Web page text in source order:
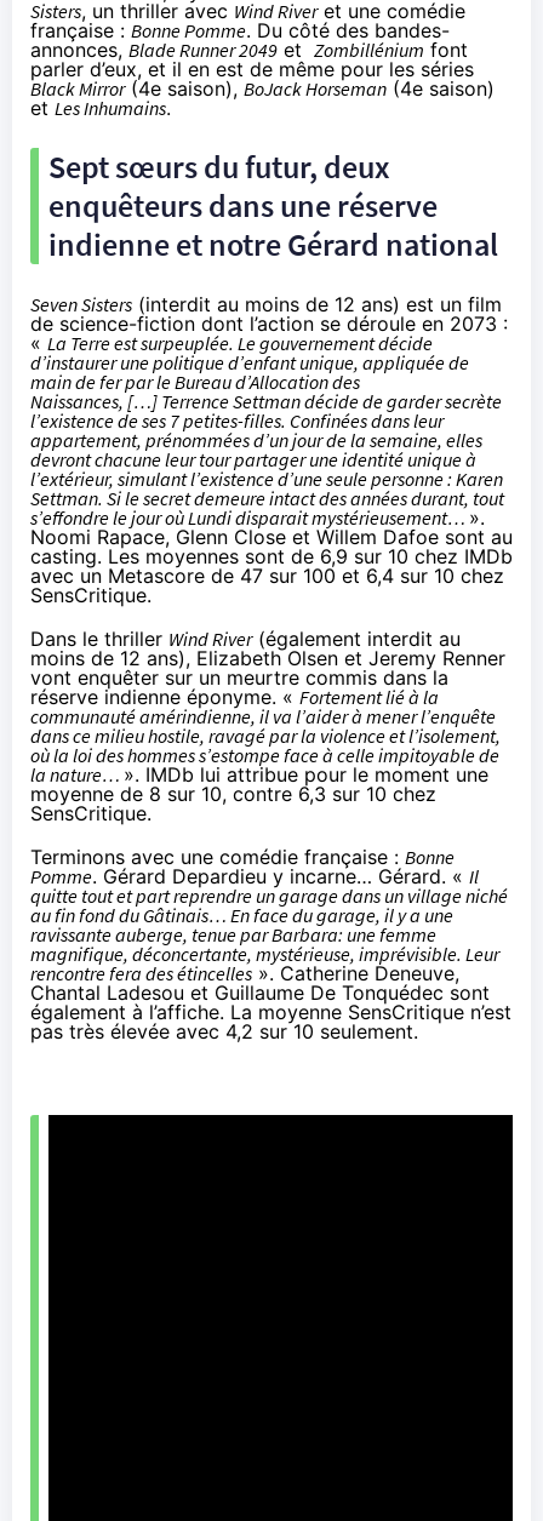
Sisters, un thriller avec Wind Riveret une comédie
française : Bonne Pomme. Du côté des bandes-
annonces, Blade Runner 2049 et Zombillénium font
parler d’eux, et il en est de même pour les séries
Black Mirror(4e saison), BoJack Horseman (4e saison)
et Les Inhumains.
Sept sœurs du futur, deux
enquêteurs dans une réserve
indienne et notre Gérard national
Seven Sisters (interdit au moins de 12 ans) est un film
de science-fiction dont l’action se déroule en 2073 :
« La Terre est surpeuplée. Le gouvernement décide
d’instaurer une politique d’enfant unique, appliquée de
main de fer par le Bureau d’Allocation des
Naissances, […] Terrence Settman décide de garder secrète
l’existence de ses 7 petites-filles. Confinées dans leur
appartement, prénommées d’un jour de la semaine, elles
devront chacune leur tour partager une identité unique à
l’extérieur, simulant l’existence d’une seule personne : Karen
Settman. Si le secret demeure intact des années durant, tout
s’effondre le jour où Lundi disparait mystérieusement… ».
Noomi Rapace, Glenn Close et Willem Dafoe sont au
casting. Les moyennes sont de 6,9 sur 10 chez IMDb
avec un Metascore de 47 sur 100 et 6,4 sur 10 chez
SensCritique.
Dans le thriller Wind River(également interdit au
moins de 12 ans), Elizabeth Olsen et Jeremy Renner
vont enquêter sur un meurtre commis dans la
réserve indienne éponyme. « Fortement lié à la
communauté amérindienne, il va l’aider à mener l’enquête
dans ce milieu hostile, ravagé par la violence et l’isolement,
où la loi des hommes s’estompe face à celle impitoyable de
la nature… ». IMDb lui attribue pour le moment une
moyenne de 8 sur 10, contre 6,3 sur 10 chez
SensCritique.
Terminons avec une comédie française : Bonne
Pomme. Gérard Depardieu y incarne… Gérard. « Il
quitte tout et part reprendre un garage dans un village niché
au fin fond du Gâtinais… En face du garage, il y a une
ravissante auberge, tenue par Barbara: une femme
magnifique, déconcertante, mystérieuse, imprévisible. Leur
rencontre fera des étincelles ». Catherine Deneuve,
Chantal Ladesou et Guillaume De Tonquédec sont
également à l’affiche. La moyenne SensCritique n’est
pas très élevée avec 4,2 sur 10 seulement.